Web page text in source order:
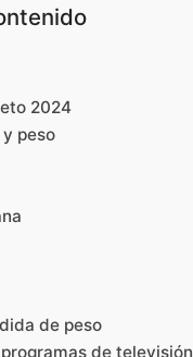
2024
peso
de peso
de televisión